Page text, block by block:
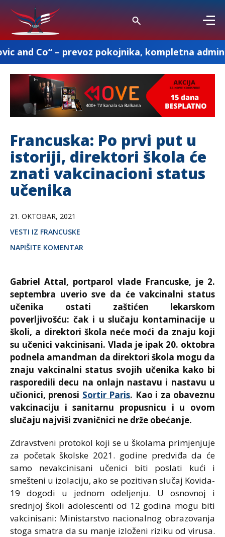
prevoz pokojnika, kompletna administracija i
Francuska: Po prvi put u
istoriji, direktori škola će
znati vakcinacioni status
učenika
21. OKTOBAR, 2021
VESTI IZ FRANCUSKE
NAPIŠITE KOMENTAR
Gabriel Attal, portparol vlade Francuske, je 2.
septembra uverio sve da će vakcinalni status
učenika ostati zaštićen lekarskom
poverljivošću: čak i u slučaju kontaminacije u
školi, a direktori škola neće moći da znaju koji
su učenici vakcinisani. Vlada je ipak 20. oktobra
podnela amandman da direktori škola mogu da
znaju vakcinalni status svojih učenika kako bi
rasporedili decu na onlajn nastavu i nastavu u
učionici, prenosi Sortir Paris. Kao i za obaveznu
vakcinaciju i sanitarnu propusnicu i u ovom
slučaju najviši zvaničnici ne drže obećanje.
Zdravstveni protokol koji se u školama primjenjuje
za početak školske 2021. godine predviđa da će
samo nevakcinisani učenici biti poslati kući i
smešteni u izolaciju, ako se pozitivan slučaj Kovida-
19 dogodi u jednom odeljenju. U osnovnoj i
srednjoj školi adolescenti od 12 godina mogu biti
vakcinisani: Ministarstvo nacionalnog obrazovanja
stoga smatra da su manje izloženi riziku od virusa.